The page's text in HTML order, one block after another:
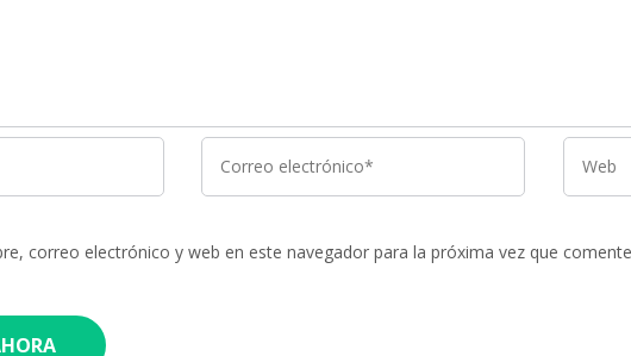
correo electrónico y web en este navegador para la próxima vez que